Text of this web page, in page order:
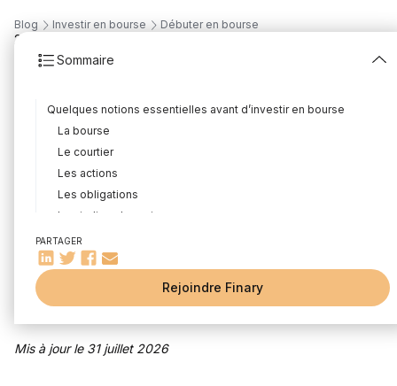
Blog Investir en bourse Débuter en bourse
Sommaire
Quelques notions essentielles avant d’investir en bourse
La bourse
Le courtier
Les actions
Les obligations
Les indices boursiers
IPO (Introduction en Bourse)
Que faut-il retenir avant d'investir en bourse ?
Pourquoi investir en bourse ?
PARTAGER
Rejoindre Finary
22
bourse ? Le guide 2026
Rédigé parMounir Laggoune
Mis à jour le 31 juillet 2026